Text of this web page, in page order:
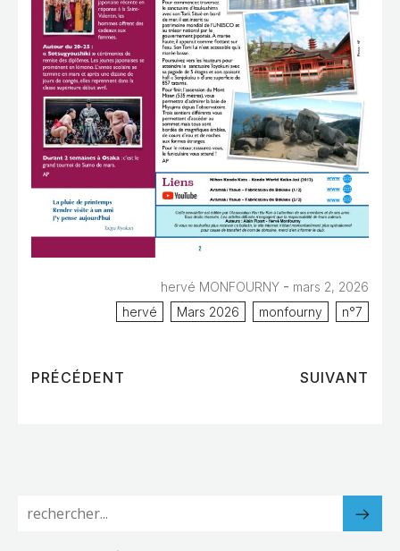
hervé MONFOURNY - mars 2, 2026
hervé
Mars 2026 monfourny n°7
PRÉCÉDENT SUIVANT